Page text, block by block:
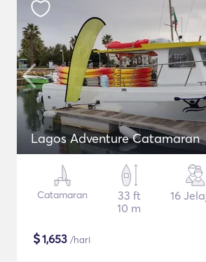
Lagos Adventure Catamaran
Catamaran
33 ft
10 m
16
$1,653 /hari